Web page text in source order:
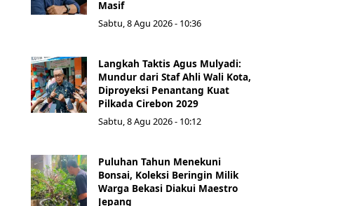
Masif
Sabtu, 8 Agu 2026 - 10:36
Langkah Taktis Agus Mulyadi:
Mundur dari Staf Ahli Wali Kota,
Diproyeksi Penantang Kuat
Pilkada Cirebon 2029
Sabtu, 8 Agu 2026 - 10:12
Puluhan Tahun Menekuni
Bonsai, Koleksi Beringin Milik
Warga Bekasi Diakui Maestro
Jepang